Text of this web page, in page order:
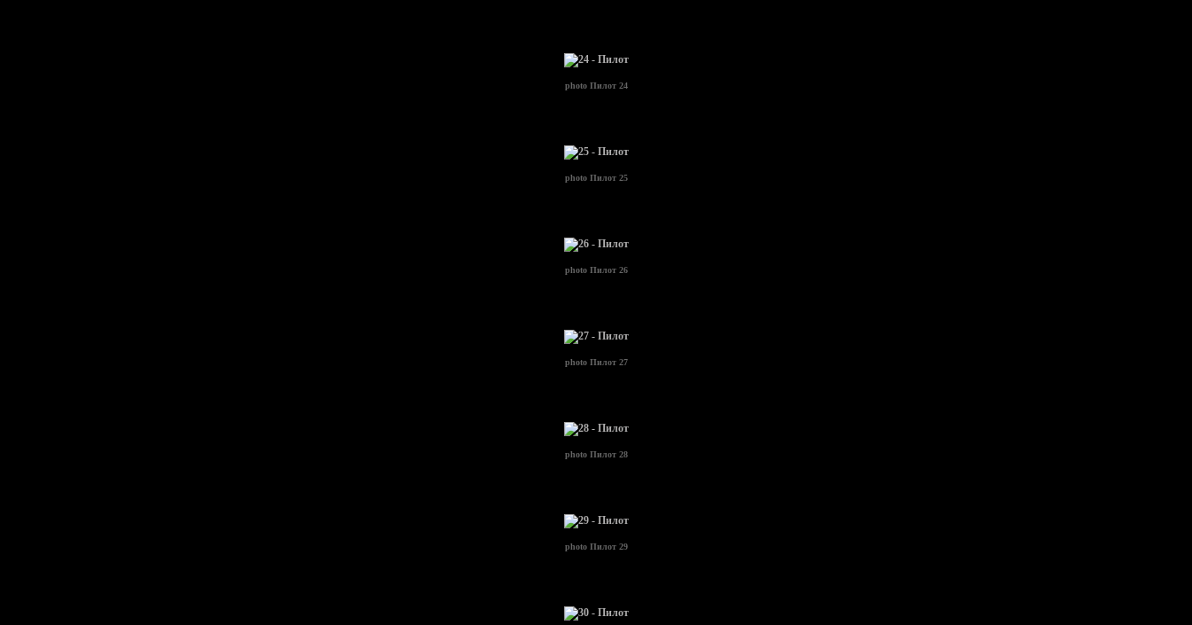
photo Пилот 24
photo Пилот 25
photo Пилот 26
photo Пилот 27
photo Пилот 28
photo Пилот 29